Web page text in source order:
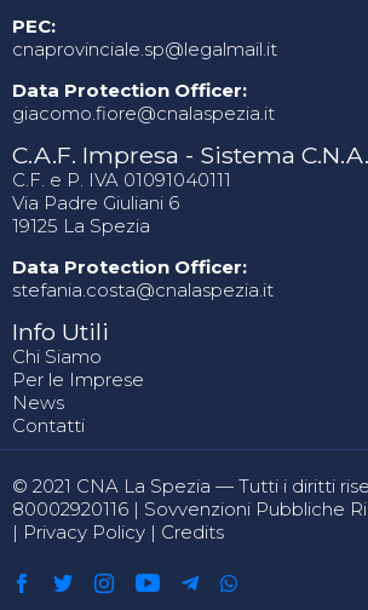
PEC:
cnaprovinciale.sp@legalmail.it
Data Protection Officer:
giacomo.fiore@cnalaspezia.it
C.A.F. Impresa - Sistema
C.F. e P. IVA 01091040111
Via Padre Giuliani 6
19125 La Spezia
Data Protection Officer:
stefania.costa@cnalaspezia.it
Info Utili
Chi Siamo
Per le Imprese
News
Contatti
© 2021 CNA La Spezia — Tutti i diritti
80002920116 | Sovvenzioni Pubbliche
| Privacy Policy | Credits